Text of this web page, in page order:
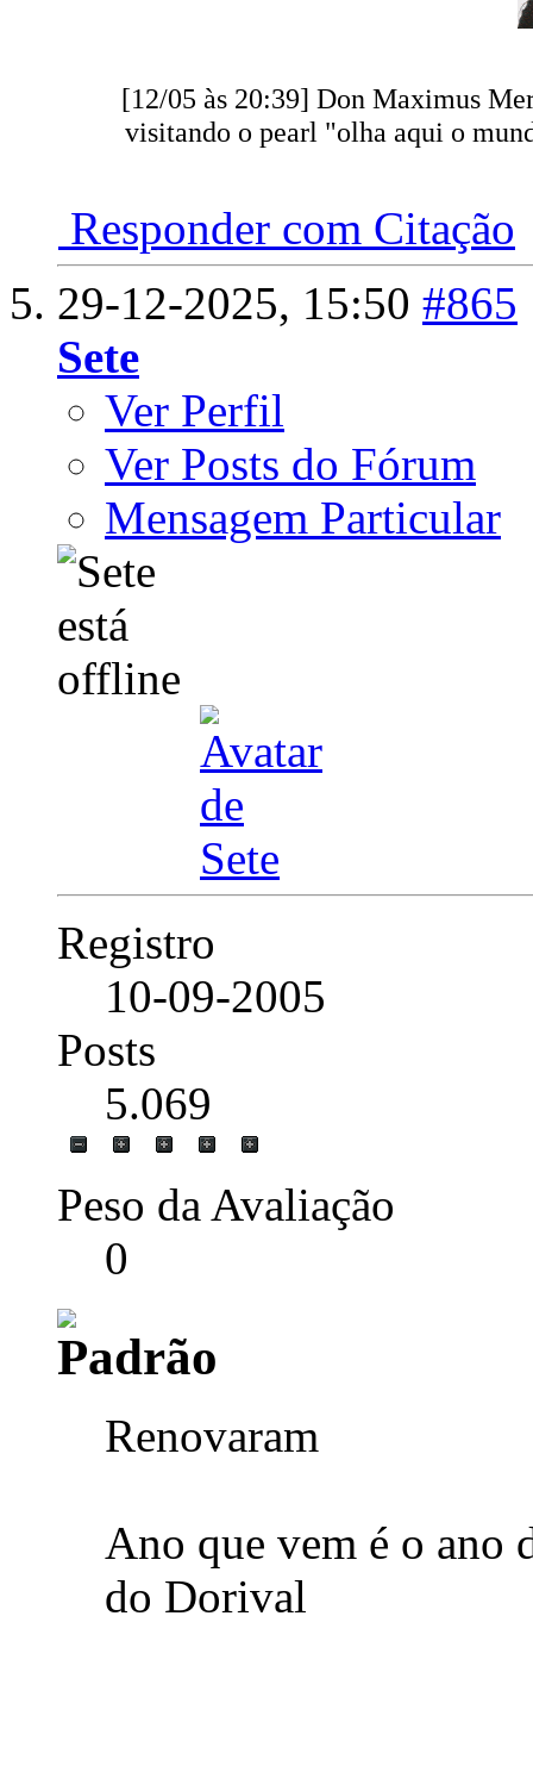
[12/05 às 20:39] Don Maximus
visitando o pearl "olha aqui o
Responder com Citação
29-12-2025, 15:50 #865
Sete
Ver Perfil
Ver Posts do Fórum
Mensagem Particular
Registro
10-09-2005
Posts
5.069
Peso da Avaliação
0
Renovaram
Ano que vem é o ano
do Dorival